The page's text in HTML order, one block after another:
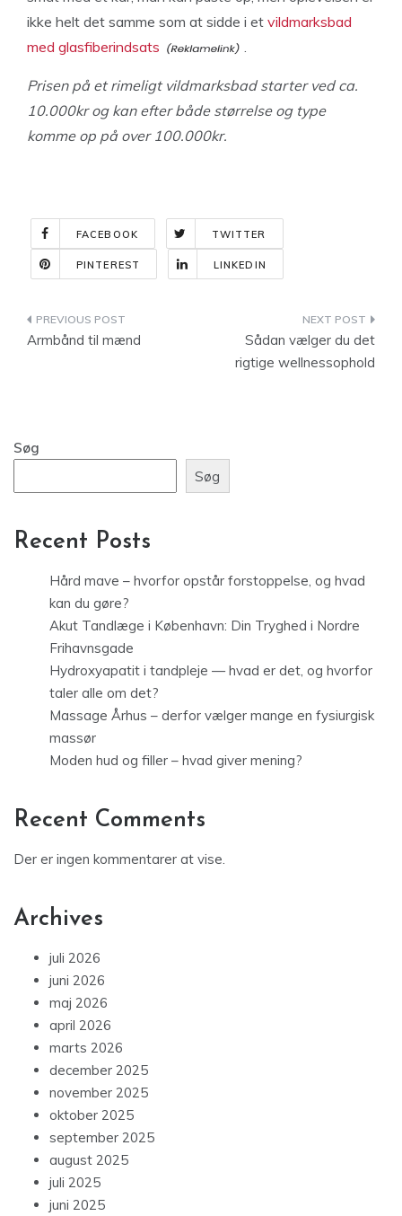
ikke helt det samme som at sidde i et vildmarksbad
med glasfiberindsats
.
Prisen på et rimeligt vildmarksbad starter ved ca.
10.000kr og kan efter både størrelse og type
komme op på over 100.000kr.
FACEBOOK TWITTER
PINTEREST LINKEDIN
Indlægsnavigation
Armbånd til mænd
Sådan vælger du det
rigtige wellnessophold
Søg
Søg
Recent Posts
Hård mave – hvorfor opstår forstoppelse, og hvad
kan du gøre?
Akut Tandlæge i København: Din Tryghed i Nordre
Frihavnsgade
Hydroxyapatit i tandpleje — hvad er det, og hvorfor
taler alle om det?
Massage Århus – derfor vælger mange en fysiurgisk
massør
Moden hud og filler – hvad giver mening?
Recent Comments
Der er ingen kommentarer at vise.
Archives
juli 2026
juni 2026
maj 2026
april 2026
marts 2026
december 2025
november 2025
oktober 2025
september 2025
august 2025
juli 2025
juni 2025